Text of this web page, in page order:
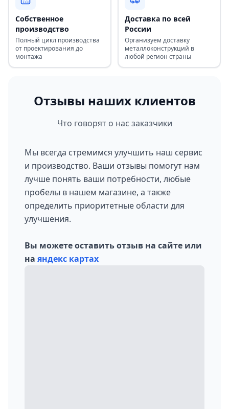
Собственное
производство
Полный цикл производства
от проектирования до
монтажа
Доставка по всей
России
Организуем доставку
металлоконструкций в
любой регион страны
Отзывы наших клиентов
Что говорят о нас заказчики
Мы всегда стремимся улучшить наш сервис
и производство. Ваши отзывы помогут нам
лучше понять ваши потребности, любые
пробелы в нашем магазине, а также
определить приоритетные области для
улучшения.
Вы можете оставить отзыв на сайте или
на яндекс картах